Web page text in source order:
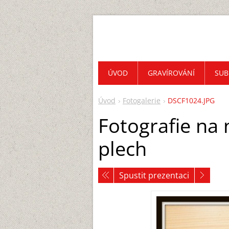
Úvod Fotogalerie DSCF1024.JPG
Fotografie na
plech
Spustit prezentaci
ÚVOD GRAVÍROVÁNÍ